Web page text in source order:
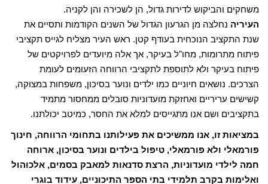
משחקים והביקוש לדירות גדול, הן לשכירה והן לקניה.
העיריה נחלצה מן הגרעון הגדול של השנים הקודמות ותסיים את
שנת התקציב הנוכחית בעודף קטן. ראש העיר מצליח לגייס תקציבי
פיתוח מתרומות, מחו"ל בעיקר, אך אלה מיועדים לפרויקטים של
פיתוח בעיקר ולא לתוספת לתקציבי הרווחה הזעומים לעומת
הצרכים. נושאים חיוניים כמו ילדים ונוער בסיכון, משפחות במצוקה,
קשישים עריריים ואחזקת מועדוניות סובלים ממחסור מתמיד
בתקציבים ושם אנו מתגייסים למלא את החסר, כמיטב יכולתנו.
במציאות זו, אנו ממשיכים את פעילותנו בתחומי הרווחה, חינוך
פורמאלי ולא פורמאלי, טיפול בילדים ונוער בסיכון, ארוחה
חמה לילדי מועדוניות, הרצת סדנאות למאבק בסמים, אלכוהול
ואלימות בקרב תלמידי בתי הספר התיכוניים, עידוד בוגרי